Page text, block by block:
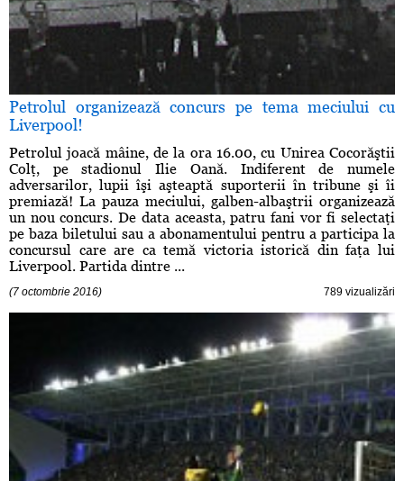
Petrolul organizează concurs pe tema meciului cu
Liverpool!
Petrolul joacă mâine, de la ora 16.00, cu Unirea Cocorăştii
Colţ, pe stadionul Ilie Oană. Indiferent de numele
adversarilor, lupii îşi aşteaptă suporterii în tribune şi îi
premiază! La pauza meciului, galben-albaştrii organizează
un nou concurs. De data aceasta, patru fani vor fi selectaţi
pe baza biletului sau a abonamentului pentru a participa la
concursul care are ca temă victoria istorică din faţa lui
Liverpool. Partida dintre ...
(7 octombrie 2016) 789 vizualizări